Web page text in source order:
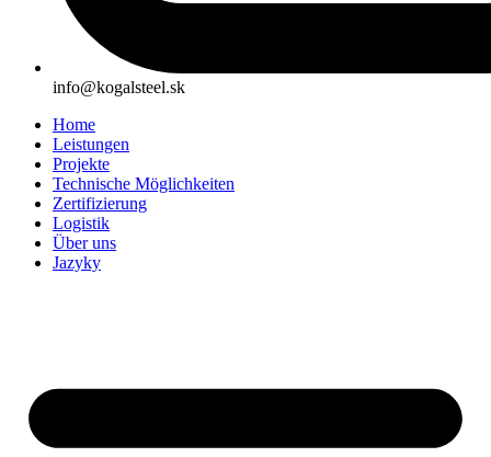
info@kogalsteel.sk
Home
Leistungen
Projekte
Technische Möglichkeiten
Zertifizierung
Logistik
Über uns
Jazyky